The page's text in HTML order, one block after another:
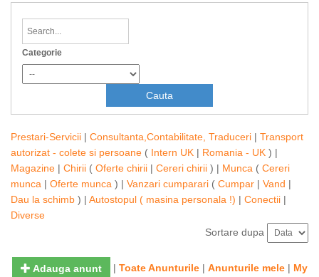
Categorie
Prestari-Servicii | Consultanta,Contabilitate, Traduceri | Transport
autorizat - colete si persoane ( Intern UK | Romania - UK ) |
Magazine | Chirii ( Oferte chirii | Cereri chirii ) | Munca ( Cereri
munca | Oferte munca ) | Vanzari cumparari ( Cumpar | Vand |
Dau la schimb ) | Autostopul ( masina personala !) | Conectii |
Diverse
Sortare dupa
Adauga anunt | Toate Anunturile| Anunturile mele| My